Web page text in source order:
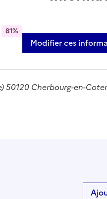
81%
Modifier ces
50120 Cherbourg-en-